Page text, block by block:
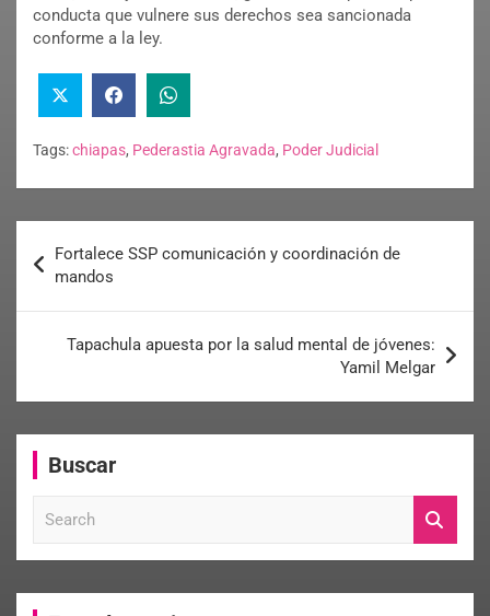
conducta que vulnere sus derechos sea sancionada
conforme a la ley.
Tags:chiapas, Pederastia Agravada, Poder Judicial
Fortalece SSP comunicación y coordinación de
mandos
Tapachula apuesta por la salud mental de jóvenes:
Yamil Melgar
Buscar
c